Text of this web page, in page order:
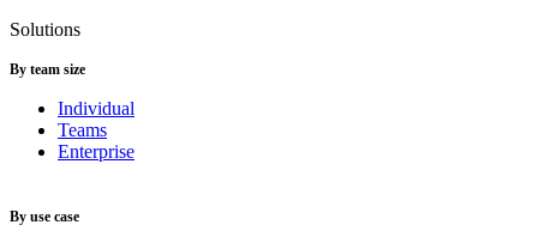
Solutions
By team size
Individual
Teams
Enterprise
By use case